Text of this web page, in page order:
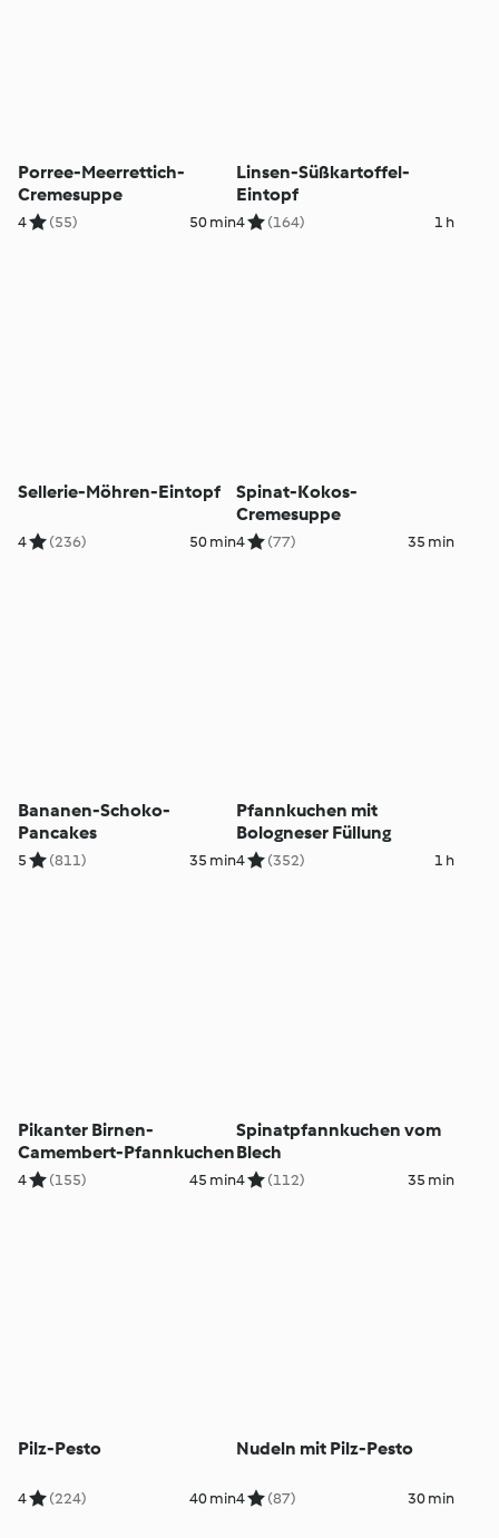
Porree-Meerrettich-
Cremesuppe
4 (55) 50 min
Linsen-Süßkartoffel-
Eintopf
4 (164) 1 h
Sellerie-Möhren-Eintopf
4 (236) 50 min
Spinat-Kokos-
Cremesuppe
4 (77) 35 min
Bananen-Schoko-
Pancakes
5 (811) 35 min
Pfannkuchen mit
Bologneser Füllung
4 (352) 1 h
Pikanter Birnen-
Camembert-Pfannkuchen
4 (155) 45 min
Spinatpfannkuchen vom
Blech
4 (112) 35 min
Pilz-Pesto
4 (224) 40 min
Nudeln mit Pilz-Pesto
4 (87) 30 min